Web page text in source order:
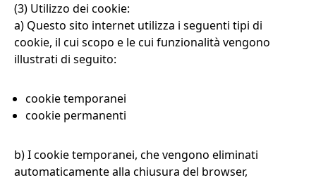
(3) Utilizzo dei cookie:
a) Questo sito internet utilizza i seguenti tipi di
cookie, il cui scopo e le cui funzionalità vengono
illustrati di seguito:
cookie temporanei
cookie permanenti
b) I cookie temporanei, che vengono eliminati
automaticamente alla chiusura del browser,